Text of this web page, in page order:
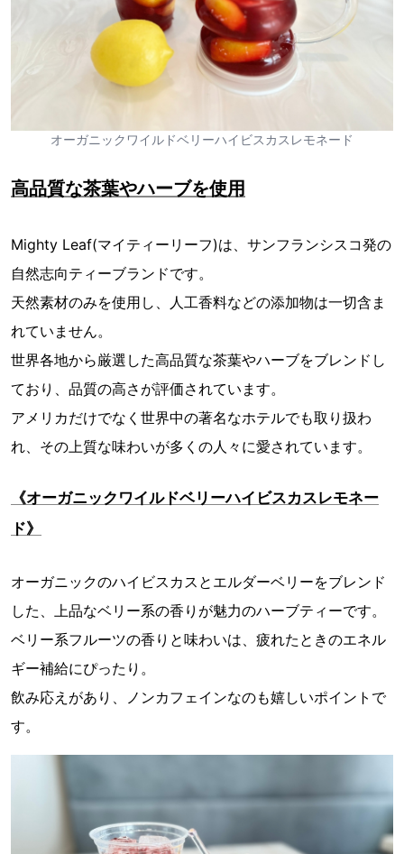
オーガニックワイルドベリーハイビスカスレモネード
高品質な茶葉やハーブを使用
Mighty Leaf(マイティーリーフ)は、サンフランシスコ発の
自然志向ティーブランドです。
天然素材のみを使用し、人工香料などの添加物は一切含ま
れていません。
世界各地から厳選した高品質な茶葉やハーブをブレンドし
ており、品質の高さが評価されています。
アメリカだけでなく世界中の著名なホテルでも取り扱わ
れ、その上質な味わいが多くの人々に愛されています。
《オーガニックワイルドベリーハイビスカスレモネー
ド》
オーガニックのハイビスカスとエルダーベリーをブレンド
した、上品なベリー系の香りが魅力のハーブティーです。
ベリー系フルーツの香りと味わいは、疲れたときのエネル
ギー補給にぴったり。
飲み応えがあり、ノンカフェインなのも嬉しいポイントで
す。